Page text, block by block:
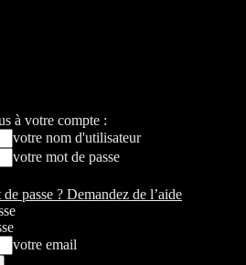
à votre compte :
votre nom d'utilisateur
votre mot de passe
passe ? Demandez de l’aide
votre email